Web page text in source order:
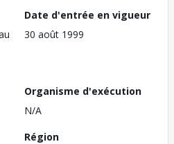
Date d'entrée en vigueur
30 août 1999
Organisme d'exécution
N/A
Région